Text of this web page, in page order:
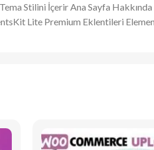
Stilini İçerir Ana Sayfa
Lite Premium Eklentileri